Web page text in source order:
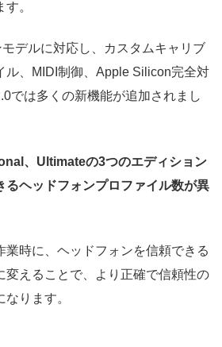
。
デルに対応し、カスタムキャリブ
ル、MIDI制御、Apple Silicon完全対
では多くの新機能が追加されまし
、Ultimateの3つのエディション
るヘッドフォンプロファイル数が異
業時に、ヘッドフォンを信頼できる
変えることで、より正確で信頼性の
ります。